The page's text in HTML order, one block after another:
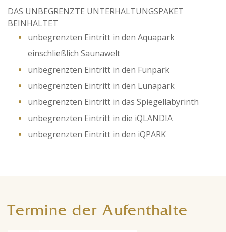
DAS UNBEGRENZTE UNTERHALTUNGSPAKET
BEINHALTET
unbegrenzten Eintritt in den Aquapark
einschließlich Saunawelt
unbegrenzten Eintritt in den Funpark
unbegrenzten Eintritt in den Lunapark
unbegrenzten Eintritt in das Spiegellabyrinth
unbegrenzten Eintritt in die iQLANDIA
unbegrenzten Eintritt in den iQPARK
Termine der Aufenthalte